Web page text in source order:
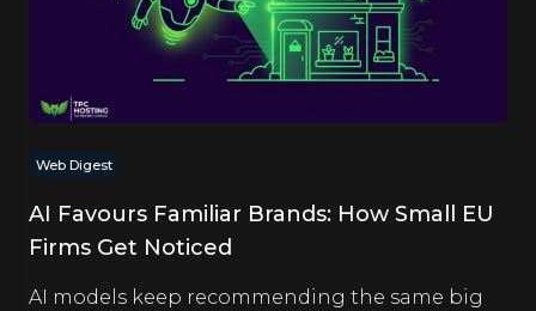
Web Digest
AI Favours Familiar Brands: How Small EU
Firms Get Noticed
AI models keep recommending the same big